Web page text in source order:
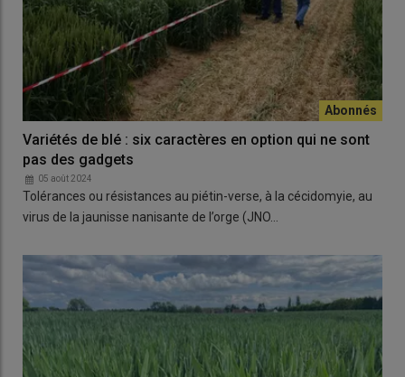
Variétés de blé : six caractères en option qui ne sont
pas des gadgets
05 août 2024
Tolérances ou résistances au piétin-verse, à la cécidomyie, au
virus de la jaunisse nanisante de l’orge (JNO…